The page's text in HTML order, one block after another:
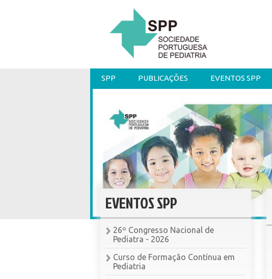
SPP PUBLICAÇÕES EVENTOS SPP
EVENTOS SPP
26º Congresso Nacional de
Pediatra - 2026
Curso de Formação Contínua em
Pediatria